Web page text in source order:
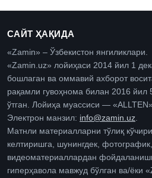
САЙТ ҲАҚИДА
«Zamin» – Ўзбекистон янгиликлари.
«Zamin.uz» лойиҳаси 2014 йил 1
бошлаган ва оммавий ахборот
рақамли гувоҳнома билан 2016 йил
ўтган. Лойиҳа муассиси —
Электрон манзил: info@zamin.uz
Матнли материалларни тўлиқ
келтиришга, шунингдек,
видеоматериаллардан
гиперҳавола мавжуд бўлган ва/ёки